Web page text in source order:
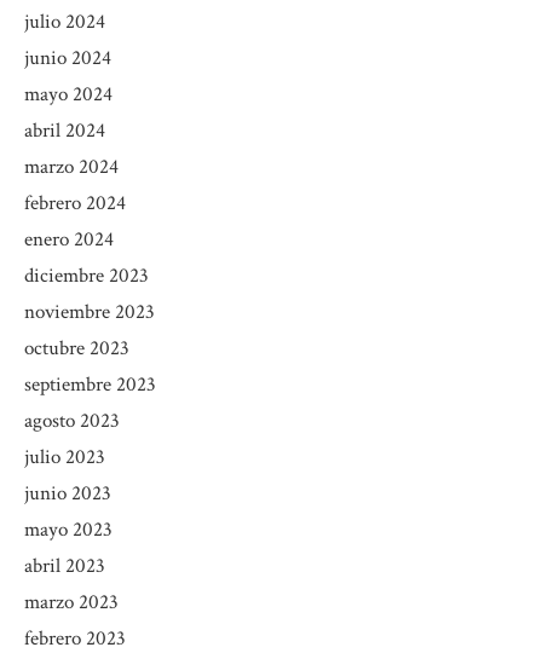
julio 2024
junio 2024
mayo 2024
abril 2024
marzo 2024
febrero 2024
enero 2024
diciembre 2023
noviembre 2023
octubre 2023
septiembre 2023
agosto 2023
julio 2023
junio 2023
mayo 2023
abril 2023
marzo 2023
febrero 2023